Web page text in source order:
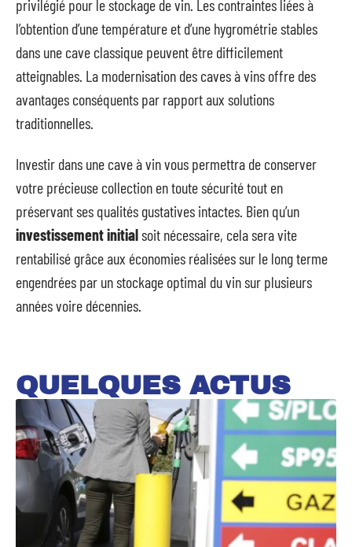
privilégié pour le stockage de vin. Les contraintes liées à
l’obtention d’une température et d’une hygrométrie stables
dans une cave classique peuvent être difficilement
atteignables. La modernisation des caves à vins offre des
avantages conséquents par rapport aux solutions
traditionnelles.
Investir dans une cave à vin vous permettra de conserver
votre précieuse collection en toute sécurité tout en
préservant ses qualités gustatives intactes. Bien qu’un
investissement initialsoit nécessaire, cela sera vite
rentabilisé grâce aux économies réalisées sur le long terme
engendrées par un stockage optimal du vin sur plusieurs
années voire décennies.
QUELQUES ACTUS